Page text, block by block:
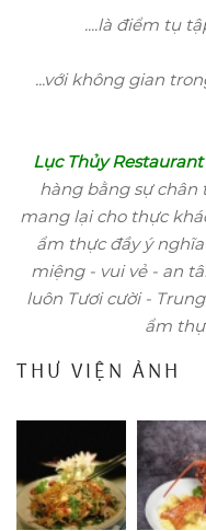
....là điểm tụ
...với không gian
Lục Thủy
hàng bằng sự chân
mang lại cho thực
ẩm thực đầy ý
miệng - vui vẻ - an
luôn Tươi cười -
ẩm
THƯ VIỆN ẢNH